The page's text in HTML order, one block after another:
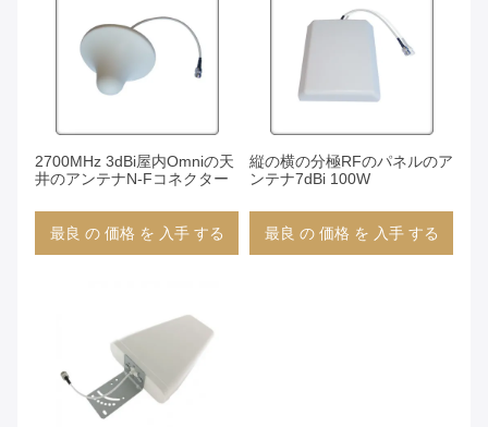
2700MHz 3dBi屋内Omniの天
井のアンテナN-Fコネクター
最良 の 価格 を 入手 する
縦の横の分極RFのパネルのア
ンテナ7dBi 100W
最良 の 価格 を 入手 する